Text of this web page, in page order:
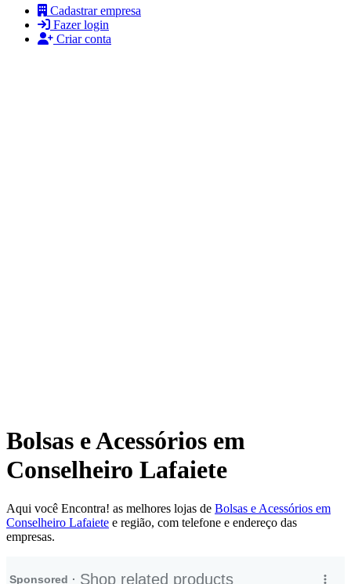
Cadastrar empresa
Fazer login
Criar conta
Bolsas e Acessórios em
Conselheiro Lafaiete
Aqui você Encontra! as melhores lojas de Bolsas e Acessórios em
Conselheiro Lafaiete e região, com telefone e endereço das
empresas.